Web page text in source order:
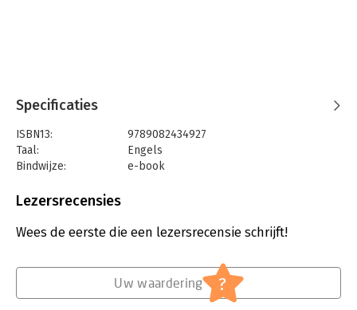
Specificaties
ISBN13:
9789082434927
Taal:
Engels
Bindwijze:
e-book
Bestandsformaat:
Uitgever:
Appeltaart voor Managers Publishers
Hoofdrubriek: Coaching en trainen
Lezersrecensies
Wees de eerste die een lezersrecensie schrijft!
Uw waardering ?